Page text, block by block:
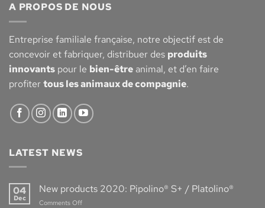
A PROPOS DE NOUS
Entreprise familiale française, notre objectif est de
concevoir et fabriquer, distribuer des produits
innovants pour le bien-être animal, et d’en faire
profitertous les animaux de compagnie.
LATEST NEWS
04
Dec
New products 2020: Pipolino® S+ / Platolino®
Comments Offon